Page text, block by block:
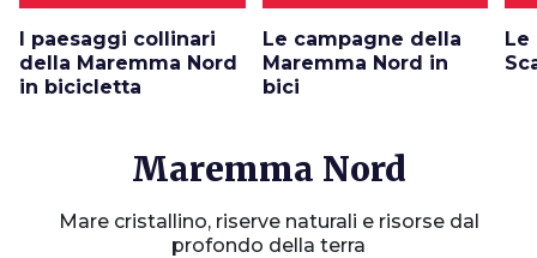
I paesaggi collinari
della Maremma Nord
in bicicletta
Le campagne della
Maremma Nord in
bici
Le
Maremma Nord
Mare cristallino, riserve naturali e risorse dal
profondo della terra